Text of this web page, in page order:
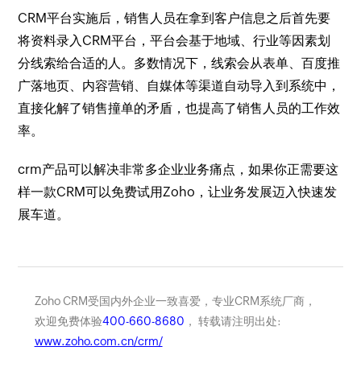
CRM平台实施后，销售人员在拿到客户信息之后首先要
将资料录入CRM平台，平台会基于地域、行业等因素划
分线索给合适的人。多数情况下，线索会从表单、百度推
广落地页、内容营销、自媒体等渠道自动导入到系统中，
直接化解了销售撞单的矛盾，也提高了销售人员的工作效
率。
crm产品可以解决非常多企业业务痛点，如果你正需要这
样一款CRM可以免费试用Zoho，让业务发展迈入快速发
展车道。
Zoho CRM受国内外企业一致喜爱，专业CRM系统厂商，
欢迎免费体验400-660-8680 ， 转载请注明出处:
www.zoho.com.cn/crm/